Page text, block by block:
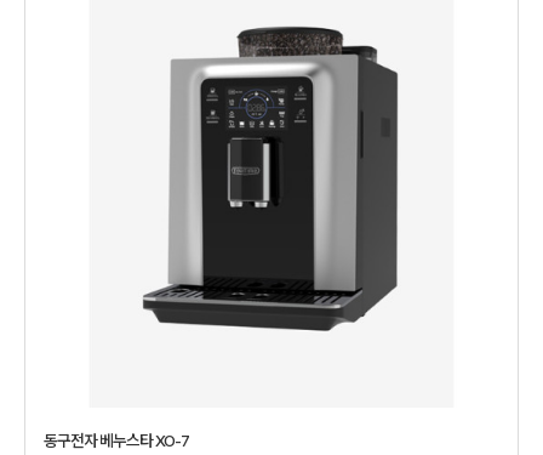
동구전자 베누스타 XO-7